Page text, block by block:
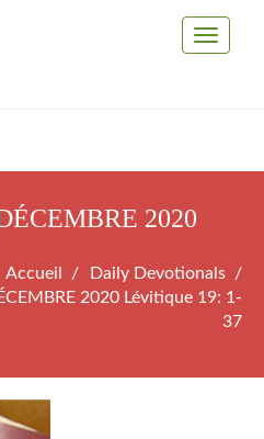
Toggle
2020
Accueil
Daily Devotionals
2020 Lévitique 19: 1-
37